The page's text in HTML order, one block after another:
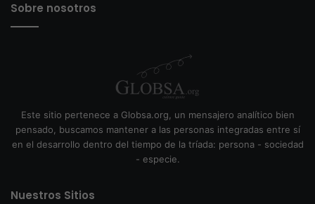
Sobre nosotros
Este sitio pertenece a Globsa.org, un mensajero analítico bien
pensado, buscamos mantener a las personas integradas entre sí
en el desarrollo dentro del tiempo de la tríada: persona - sociedad
- especie.
Nuestros Sitios